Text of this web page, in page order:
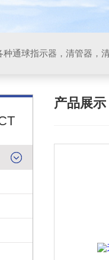
种通球指示器，清管器，
产品展示